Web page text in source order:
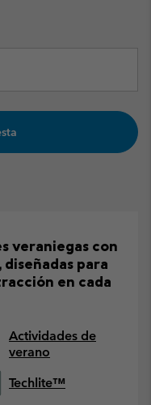
veraniegas con
diseñadas para
en cada
Actividades de
verano
Techlite™